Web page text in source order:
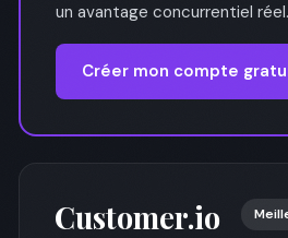
un avantage concurrentiel réel.
Créer mon compte
Customer.io